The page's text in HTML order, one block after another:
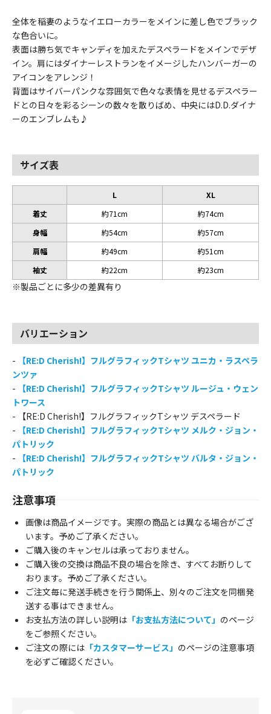
全体を稲妻のようなイエローカラーをメインに差し色でブラック
な色合いに。
表面は勝ち気でキャンディを加えたデスペラードをメインでデザ
イン。肩にはダイナーレストランをイメージしたハンバーガーの
アイコンをアレンジ！
背面はサイバーパンクな雰囲気で色々な表情を見せるデスペラー
ドとの日々を彩るシーンの数々を散りばめ、中央にはD.D.ダイナ
ーのエンブレムも♪
サイズ表
L
XL
着丈
約71cm
約74cm
身幅
約54cm
約57cm
肩幅
約49cm
約51cm
袖丈
約22cm 約23cm
※製品ごとに多少の差異有り
バリエーション
-
【RE:D Cherish!】フルグラフィックTシャツ ユニカ・ラスペラ
ンツァ
-
【RE:D Cherish!】フルグラフィックTシャツ ルージュ・ウェン
トワース
- 【RE:D Cherish!】フルグラフィックTシャツ デスペラード
-
【RE:D Cherish!】フルグラフィックTシャツ メルク・ジョン・
パトリック
-
【RE:D Cherish!】フルグラフィックTシャツ バルタ・ジョン・
パトリック
注意事項
画像は商品イメージです。実際の商品とは異なる場合がござ
います。予めご了承ください。
ご購入後のキャンセルは承っておりません。
ご購入後の交換は商品不良の場合を除き、すべてお断りして
おります。予めご了承ください。
ご注文毎に発送手続きを行う関係上、別々のご注文を同梱発
送する事はできません。
お支払方法の詳しい説明は 「お支払方法について」 のページ
をご参照ください。
ご注文の際には 「カスタマーサービス」 のページの注意事項
を必ずご確認ください。